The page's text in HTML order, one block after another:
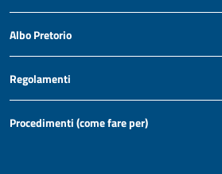
Albo Pretorio
Regolamenti
Procedimenti (come fare per)